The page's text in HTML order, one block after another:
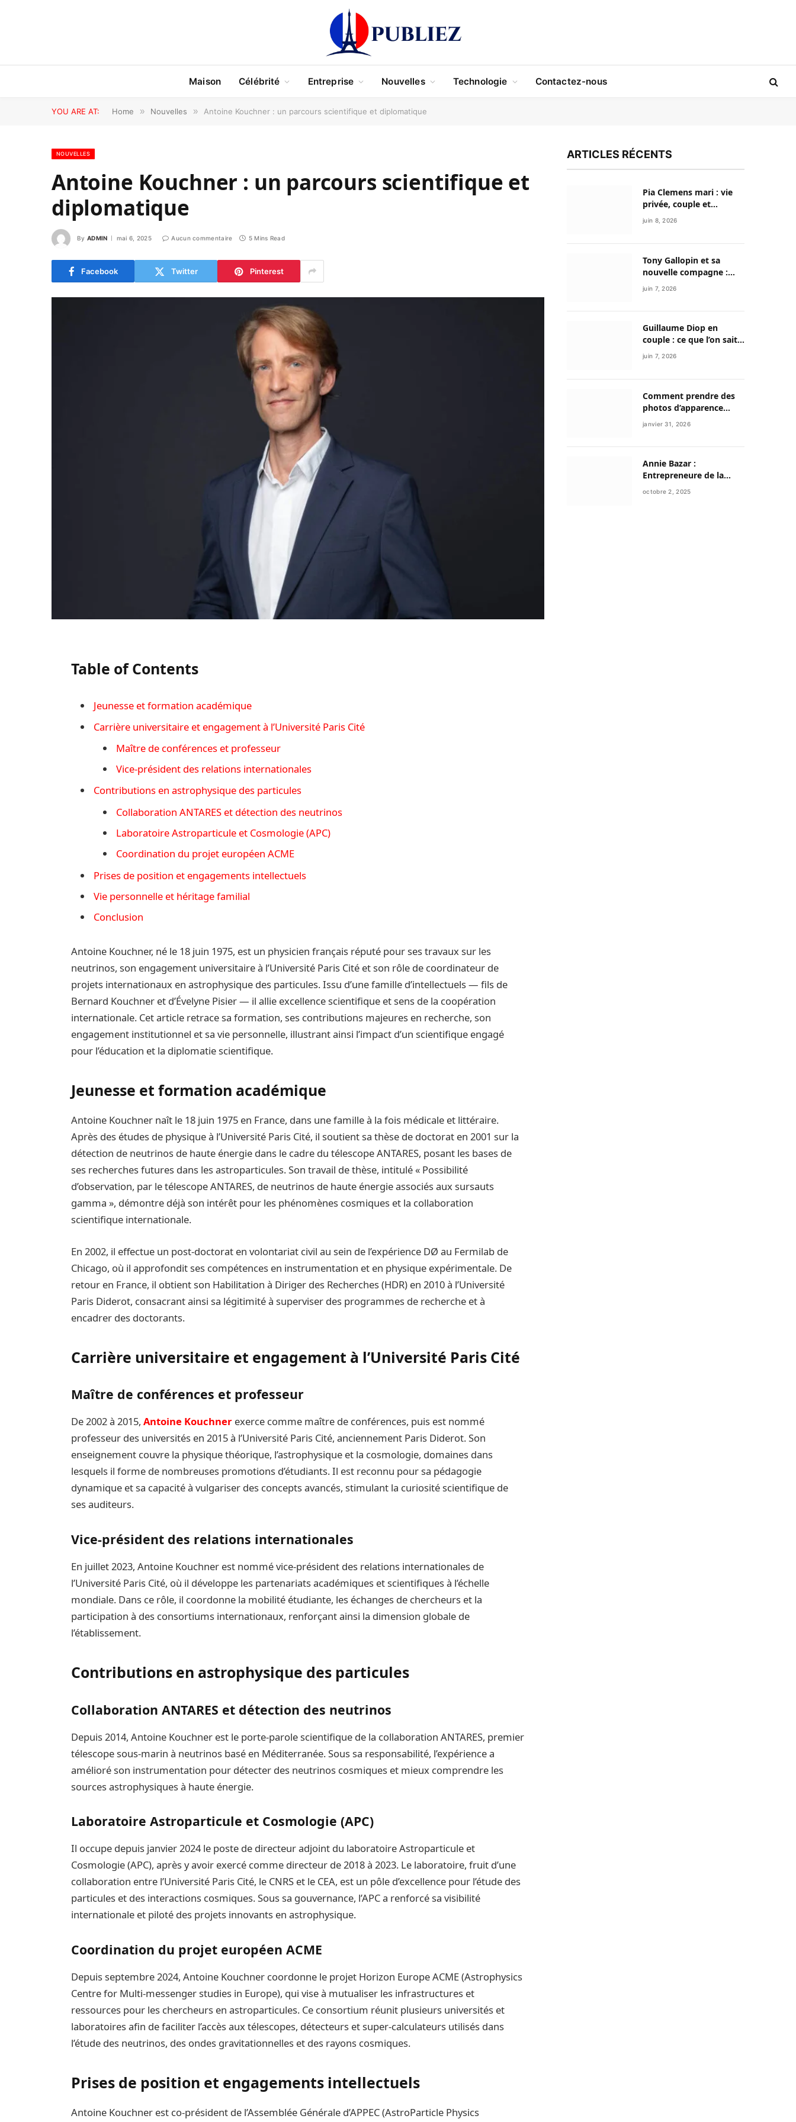
Maison Célébrité Entreprise Nouvelles Technologie Contactez-nous
YOU ARE AT: Home » Nouvelles » Antoine Kouchner : un parcours scientifique et diplomatique
NOUVELLES
Antoine Kouchner : un parcours scientifique et
diplomatique
By ADMIN mai 6, 2025 Aucun commentaire 5 Mins Read
Facebook Twitter Pinterest
Table of Contents
Jeunesse et formation académique
Carrière universitaire et engagement à l’Université Paris Cité
Maître de conférences et professeur
Vice-président des relations internationales
Contributions en astrophysique des particules
Collaboration ANTARES et détection des neutrinos
Laboratoire Astroparticule et Cosmologie (APC)
Coordination du projet européen ACME
Prises de position et engagements intellectuels
Vie personnelle et héritage familial
Conclusion
Antoine Kouchner, né le 18 juin 1975, est un physicien français réputé pour ses travaux sur les
neutrinos, son engagement universitaire à l’Université Paris Cité et son rôle de coordinateur de
projets internationaux en astrophysique des particules. Issu d’une famille d’intellectuels — fils de
Bernard Kouchner et d’Évelyne Pisier — il allie excellence scientifique et sens de la coopération
internationale. Cet article retrace sa formation, ses contributions majeures en recherche, son
engagement institutionnel et sa vie personnelle, illustrant ainsi l’impact d’un scientifique engagé
pour l’éducation et la diplomatie scientifique.
Jeunesse et formation académique
Antoine Kouchner naît le 18 juin 1975 en France, dans une famille à la fois médicale et littéraire.
Après des études de physique à l’Université Paris Cité, il soutient sa thèse de doctorat en 2001 sur la
détection de neutrinos de haute énergie dans le cadre du télescope ANTARES, posant les bases de
ses recherches futures dans les astroparticules. Son travail de thèse, intitulé « Possibilité
d’observation, par le télescope ANTARES, de neutrinos de haute énergie associés aux sursauts
gamma », démontre déjà son intérêt pour les phénomènes cosmiques et la collaboration
scientifique internationale.
En 2002, il effectue un post-doctorat en volontariat civil au sein de l’expérience DØ au Fermilab de
Chicago, où il approfondit ses compétences en instrumentation et en physique expérimentale. De
retour en France, il obtient son Habilitation à Diriger des Recherches (HDR) en 2010 à l’Université
Paris Diderot, consacrant ainsi sa légitimité à superviser des programmes de recherche et à
encadrer des doctorants.
Carrière universitaire et engagement à l’Université Paris Cité
Maître de conférences et professeur
De 2002 à 2015, Antoine Kouchnerexerce comme maître de conférences, puis est nommé
professeur des universités en 2015 à l’Université Paris Cité, anciennement Paris Diderot. Son
enseignement couvre la physique théorique, l’astrophysique et la cosmologie, domaines dans
lesquels il forme de nombreuses promotions d’étudiants. Il est reconnu pour sa pédagogie
dynamique et sa capacité à vulgariser des concepts avancés, stimulant la curiosité scientifique de
ses auditeurs.
Vice-président des relations internationales
En juillet 2023, Antoine Kouchner est nommé vice-président des relations internationales de
l’Université Paris Cité, où il développe les partenariats académiques et scientifiques à l’échelle
mondiale. Dans ce rôle, il coordonne la mobilité étudiante, les échanges de chercheurs et la
participation à des consortiums internationaux, renforçant ainsi la dimension globale de
l’établissement.
Contributions en astrophysique des particules
Collaboration ANTARES et détection des neutrinos
Depuis 2014, Antoine Kouchner est le porte-parole scientifique de la collaboration ANTARES, premier
télescope sous-marin à neutrinos basé en Méditerranée. Sous sa responsabilité, l’expérience a
amélioré son instrumentation pour détecter des neutrinos cosmiques et mieux comprendre les
sources astrophysiques à haute énergie.
Laboratoire Astroparticule et Cosmologie (APC)
Il occupe depuis janvier 2024 le poste de directeur adjoint du laboratoire Astroparticule et
Cosmologie (APC), après y avoir exercé comme directeur de 2018 à 2023. Le laboratoire, fruit d’une
collaboration entre l’Université Paris Cité, le CNRS et le CEA, est un pôle d’excellence pour l’étude des
particules et des interactions cosmiques. Sous sa gouvernance, l’APC a renforcé sa visibilité
internationale et piloté des projets innovants en astrophysique.
Coordination du projet européen ACME
Depuis septembre 2024, Antoine Kouchner coordonne le projet Horizon Europe ACME (Astrophysics
Centre for Multi-messenger studies in Europe), qui vise à mutualiser les infrastructures et
ressources pour les chercheurs en astroparticules. Ce consortium réunit plusieurs universités et
laboratoires afin de faciliter l’accès aux télescopes, détecteurs et super-calculateurs utilisés dans
l’étude des neutrinos, des ondes gravitationnelles et des rayons cosmiques.
Prises de position et engagements intellectuels
Antoine Kouchner est co-président de l’Assemblée Générale d’APPEC (AstroParticle Physics
ARTICLES RÉCENTS
Pia Clemens mari : vie
privée, couple et
discrétion de la
journaliste sportive
juin 8, 2026
Tony Gallopin et sa
nouvelle compagne :
entre discrétion,
reconstruction et
juin 7, 2026
Guillaume Diop en
couple : ce que l’on sait
vraiment de sa vie
sentimentale et de son
juin 7, 2026
Comment prendre des
photos d’apparence
professionnelle avec
votre smartphone ?
janvier 31, 2026
Annie Bazar :
Entrepreneure de la
mode circulaire et figure
émergente
octobre 2, 2025